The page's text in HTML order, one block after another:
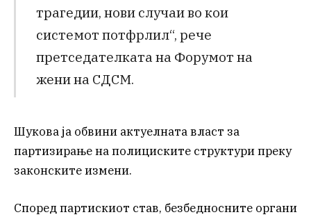
трагедии, нови случаи во кои
системот потфрлил“, рече
претседателката на Форумот на
жени на СДСМ.
Шукова ја обвини актуелната власт за
партизирање на полициските структури преку
законските измени.
Според партискиот став, безбедносните органи